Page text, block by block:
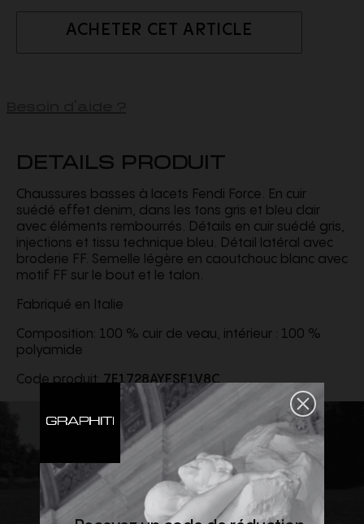
ACHETER CET ARTICLE
DETAILS PRODUIT
Chaussures basses à lacets Fendi Force. En cuir
suédé effet denim, dans les tons gris et bleu clair
avec éléments rembourrés. Détails en cuir suédé gris,
injections et tissu technique bleu. Détail latéral avec
broderie FF. Semelle légère en caoutchouc blanc avec
motif FF sur le bout et le talon.
Fabriqué en Italie
Composition: 100 % cuir de veau, intérieur : 100 %
polyamide
Code produit:7E1728AYFSF1V8C